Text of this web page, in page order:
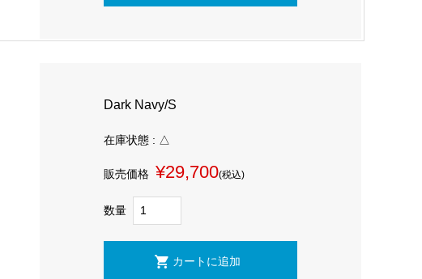
Dark Navy/S
在庫状態 : △
販売価格 ¥29,700(税込)
数量